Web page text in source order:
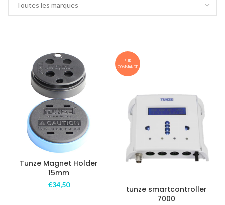
Toutes les marques
Tunze Magnet Holder
15mm
€34,50
SUR
COMMANDE
tunze smartcontroller
7000